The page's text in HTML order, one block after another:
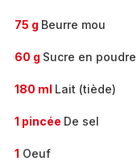
75 g Beurre mou
60 g Sucre en poudre
180 ml Lait (tiède)
1 pincée De sel
1 Oeuf